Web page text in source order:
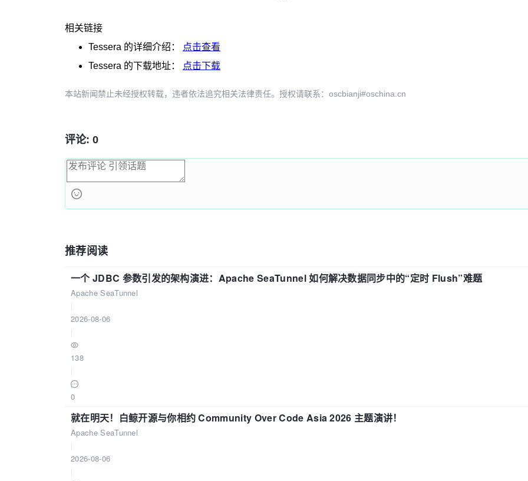
相关链接
Tessera 的详细介绍：
点击查看
Tessera 的下载地址： 点击下载
本站新闻禁止未经授权转载，违者依法追究相关法律责任。授权请联系：oscbianji#oschina.cn
评论: 0
推荐阅读
一个 JDBC 参数引发的架构演进：Apache SeaTunnel 如何解决数据同步中的“定时 Flush”难题
Apache SeaTunnel
2026-08-06
138
0
就在明天！白鲸开源与你相约 Community Over Code Asia 2026 主题演讲！
Apache SeaTunnel
2026-08-06